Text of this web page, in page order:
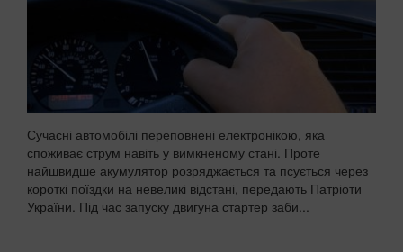
Сучасні автомобілі переповнені електронікою, яка
споживає струм навіть у вимкненому стані. Проте
найшвидше акумулятор розряджається та псується через
короткі поїздки на невеликі відстані, передають Патріоти
України. Під час запуску двигуна стартер заби...